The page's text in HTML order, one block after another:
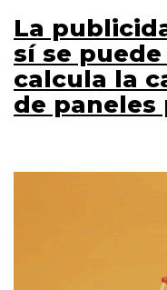
La
sí se
calcula la
de